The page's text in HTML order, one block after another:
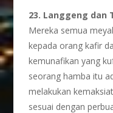
23. Langgeng dan
Mereka semua
kepada orang kafir
kemunafikan yang
seorang hamba itu
melakukan
sesuai dengan